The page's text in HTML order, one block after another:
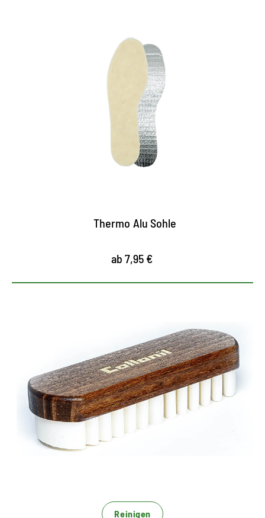
Kälteschutz und
Wärmedämmung
Thermo Alusohle mit Dreischichtaufbau wirkt
auch und vor allem bei extremer Kälte
Alu-Unterschicht wirkt isolierend gegen
Thermo Alu Sohle
ab 7,95 €
Spezialbürste für Rauleder
Spezialbürste zum Reinigen und Aufrauen von
Rauleder
Lamellen aus Gummi richten die Fasern nach der
Reinigung wieder auf
Reinigen